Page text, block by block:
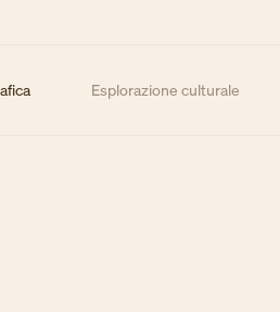
Esplorazione culturale